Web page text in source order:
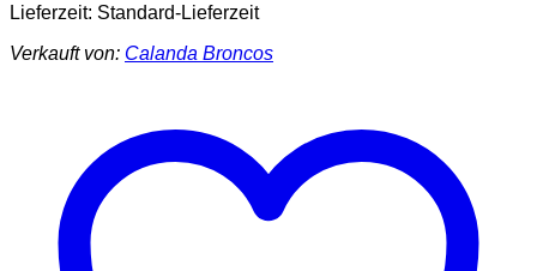
Lieferzeit: Standard-Lieferzeit
Verkauft von: Calanda Broncos